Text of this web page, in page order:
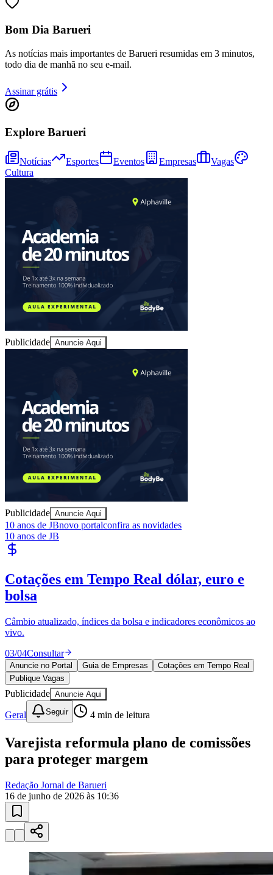
Cruzeiro
Fortaleza
Bom Dia Barueri
As notícias mais importantes de Barueri resumidas em 3 minutos,
todo dia de manhã no seu e-mail.
Assinar grátis
Explore Barueri
Notícias Esportes Eventos Empresas
Vagas
Cultura
Publicidade Anuncie Aqui
Publicidade Anuncie Aqui
10 anos de JBnovo portalconfira as novidades
10 anos de JB
Publique Vagas encontre talentos
Publique vagas e encontre os melhores profissionais da região.
04/04Publicar
Anuncie no Portal
Publique Vagas
Publicidade Anuncie Aqui
Geral Seguir 4min de leitura
Varejista reformula plano de comissões
Redação Jornal de Barueri
16 de junho de 2026 às 10:36